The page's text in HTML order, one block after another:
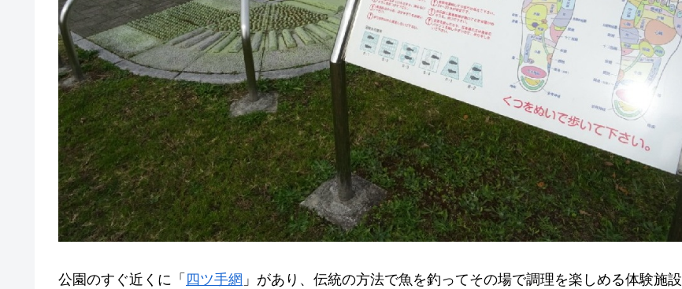
公園のすぐ近くに「 四ツ手網 」があり、伝統の方法で魚を釣ってその場で調理を楽しめる体験施設